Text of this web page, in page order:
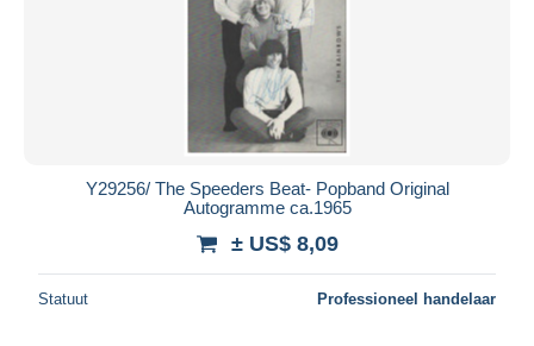
Y29256/ The Speeders Beat- Popband Original
Autogramme ca.1965
± US$ 8,09
Statuut Professioneel handelaar